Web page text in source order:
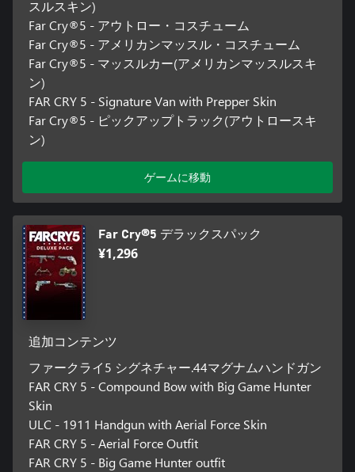
スルスキン)
Far Cry®5 - アウトロー・コスチューム
Far Cry®5 - アメリカンマッスル・コスチューム
Far Cry®5 - マッスルカー(アメリカンマッスルスキ
ン)
FAR CRY 5 - Signature Van with Prepper Skin
Far Cry®5 - ピックアップトラック(アウトロースキ
ン)
ゲームに移動
Far Cry®5 デラックスパック
¥1,296
追加コンテンツ
ファークライ5 シグネチャー.44マグナムハンドガン
FAR CRY 5 - Compound Bow with Big Game Hunter
Skin
ULC - 1911 Handgun with Aerial Force Skin
FAR CRY 5 - Aerial Force Outfit
FAR CRY 5 - Big Game Hunter outfit